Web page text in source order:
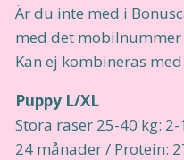
Är du inte med i
med det
Kan ej kombineras
Puppy L/XL
Stora raser 25-40 kg:
24 månader / Protein: